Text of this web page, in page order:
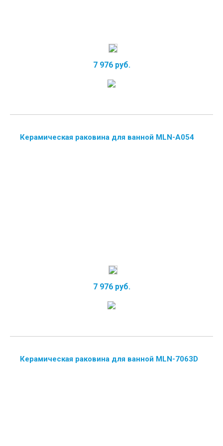
7 976 руб.
Керамическая раковина для ванной MLN-A054
7 976 руб.
Керамическая раковина для ванной MLN-7063D